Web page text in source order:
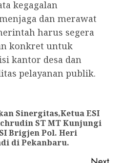
kegagalan
dan merawat
harus segera
konkret untuk
kantor desa dan
pelayanan publik.
Sinergitas,Ketua ESI
ST MT Kunjungi
Brigjen Pol. Heri
di Pekanbaru.